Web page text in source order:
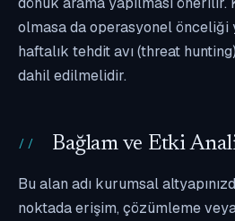
olmasa da operasyonel önceliği
haftalık tehdit avı (threat
dahil edilmelidir.
Bağlam ve Etki
Bu alan adı kurumsal
noktada erişim, çözümleme